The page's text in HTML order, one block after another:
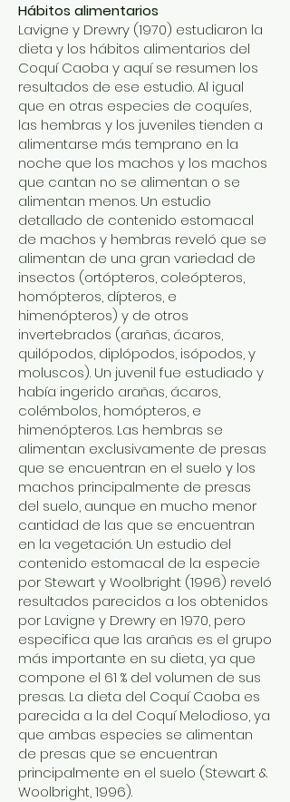
Hábitos alimentarios
Lavigne y Drewry (1970) estudiaron la
dieta y los hábitos alimentarios del
Coquí Caoba y aquí se resumen los
resultados de ese estudio. Al igual
que en otras especies de coquíes,
las hembras y los juveniles tienden a
alimentarse más temprano en la
noche que los machos y los machos
que cantan no se alimentan o se
alimentan menos. Un estudio
detallado de contenido estomacal
de machos y hembras reveló que se
alimentan de una gran variedad de
insectos (ortópteros, coleópteros,
homópteros, dípteros, e
himenópteros) y de otros
invertebrados (arañas, ácaros,
quilópodos, diplópodos, isópodos, y
moluscos). Un juvenil fue estudiado y
había ingerido arañas, ácaros,
colémbolos, homópteros, e
himenópteros. Las hembras se
alimentan exclusivamente de presas
que se encuentran en el suelo y los
machos principalmente de presas
del suelo, aunque en mucho menor
cantidad de las que se encuentran
en la vegetación. Un estudio del
contenido estomacal de la especie
por Stewart y Woolbright (1996) reveló
resultados parecidos a los obtenidos
por Lavigne y Drewry en 1970, pero
especifica que las arañas es el grupo
más importante en su dieta, ya que
compone el 61 % del volumen de sus
presas. La dieta del Coquí Caoba es
parecida a la del Coquí Melodioso, ya
que ambas especies se alimentan
de presas que se encuentran
principalmente en el suelo (Stewart &
Woolbright, 1996).